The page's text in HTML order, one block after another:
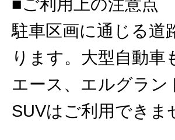
■ご利用上の注意点
駐車区画に通じる道
ります。大型自動
エース、エルグラン
SUVはご利用できま